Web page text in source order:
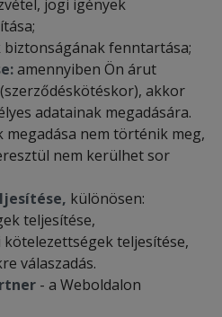
jogi igények
biztonságának fenntartása;
amennyiben Ön árut
akkor
adatainak megadására.
megadása nem történik meg,
nem kerülhet sor
különösen:
teljesítése,
kötelezettségek teljesítése,
válaszadás.
- a Weboldalon